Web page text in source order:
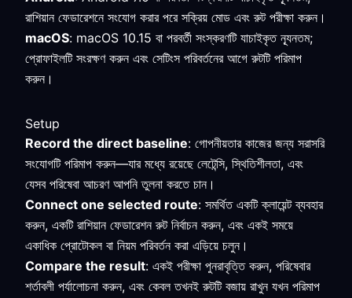
রাশিয়ান ফেডারেশনে সংযোগ করার পরে সক্রিয় মোড এবং রুট পরীক্ষা করুন।
macOS: macOS 10.15 বা পরবর্তী সংস্করণটি যাচাইকৃত ন্যূনতম;
প্রোফাইলটি সংরক্ষণ করুন এবং সেটিংস পরিবর্তনের আগে রুটটি পরিমাপ
করুন।
Setup
Record the direct baseline: গোপনীয়তার কাজের জন্য সরাসরি
সংযোগটি পরিমাপ করুন—যার মধ্যে রয়েছে লেটেন্সি, স্থিতিশীলতা, এবং
যেসব পরিষেবা আচরণ আপনি তুলনা করতে চান।
Connect one selected route: সমর্থিত একটি ক্লায়েন্ট ব্যবহার
করুন, একটি রাশিয়ান ফেডারেশন রুট নির্বাচন করুন, এবং একই সময়ে
একাধিক প্রোটোকল বা নিয়ম পরিবর্তন করা এড়িয়ে চলুন।
Compare the result: একই পরীক্ষা পুনরাবৃত্তি করুন, পরিষেবার
শর্তাবলী পর্যালোচনা করুন, এবং কেবল তখনই রুটটি বজায় রাখুন যখন পরিমাপ